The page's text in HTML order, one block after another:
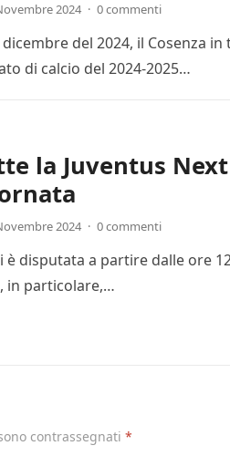
2024 · 0 commenti
del 2024, il Cosenza
di calcio del 2024-2025…
la Juventus
2024 · 0 commenti
è disputata a partire dalle ore
in particolare,…
contrassegnati *